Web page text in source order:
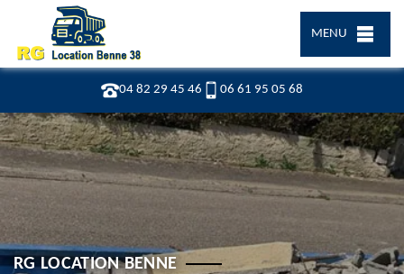
04 82 29 45 46 06 61 95 05 68
MENU
RG LOCATION BENNE